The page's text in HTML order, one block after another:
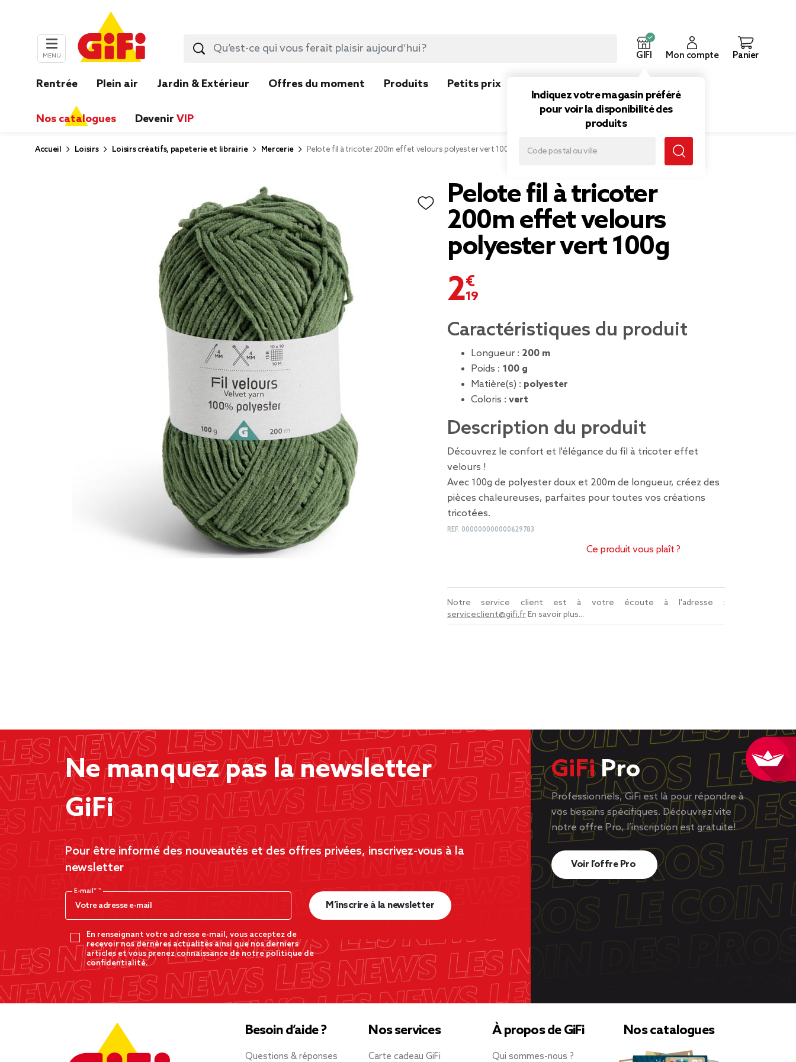
MENU GIFI
Indiquez votre magasin préféré
pour voir la disponibilité des
produits
Mon compte Panier
Rentrée Plein air Jardin & Extérieur Offres du moment Produits Petits prix
Nos catalogues Devenir VIP
Accueil Loisirs Loisirs créatifs, papeterie et librairie Mercerie Pelote fil à tricoter 200m effet velours polyester vert 100g
Pelote fil à tricoter
200m effet velours
polyester vert 100g
2,19 €
Caractéristiques du produit
Longueur : 200 m
Poids : 100 g
Matière(s) : polyester
Coloris : vert
Description du produit
Découvrez le confort et l'élégance du fil à tricoter effet
velours !
Avec 100g de polyester doux et 200m de longueur, créez des
pièces chaleureuses, parfaites pour toutes vos créations
tricotées.
REF. 000000000000629783
Ce produit vous plaît ?
Notre service client est à votre écoute à l'adresse :
serviceclient@gifi.frEn savoir plus...
Ne manquez pas la newsletter
GiFi
Pour être informé des nouveautés et des offres privées, inscrivez-vous à la
newsletter
E-mail*
En renseignant votre adresse e-mail, vous acceptez de
recevoir nos dernères actualités ainsi que nos derniers
articles et vous prenez connaissance de notre politique de
confidentialité.
M’inscrire à la newsletter
GiFiPro
Professionnels, GiFi est là pour répondre à
vos besoins spécifiques. Découvrez vite
notre offre Pro, l’inscription est gratuite!
Voir l’offre Pro
Besoin d’aide ?
Questions & réponses
Nos services
Carte cadeau GiFi
À propos de GiFi
Qui sommes-nous ?
Nos catalogues